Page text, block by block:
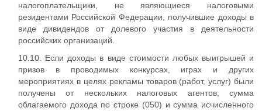
налогоплательщики, не являющиеся налоговыми
резидентами Российской Федерации, получившие доходы в
виде дивидендов от долевого участия в деятельности
российских организаций.
10.10. Если доходы в виде стоимости любых выигрышей и
призов в проводимых конкурсах, играх и других
мероприятиях в целях рекламы товаров (работ, услуг) были
получены от нескольких налоговых агентов, сумма
облагаемого дохода по строке (050) и сумма исчисленного